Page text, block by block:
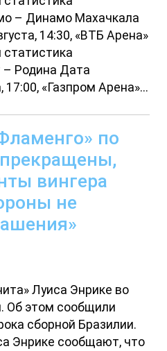
– Динамо Махачкала
14:30, «ВТБ Арена»
Родина Дата
17:00, «Газпром Арена»...
по
вингера
не
Луиса Энрике во
Об этом сообщили
сборной Бразилии.
Энрике сообщают, что